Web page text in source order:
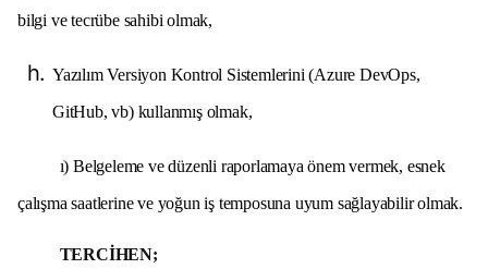
bilgi ve tecrübe sahibi olmak,
Yazılım Versiyon Kontrol Sistemlerini (Azure DevOps,
GitHub, vb) kullanmış olmak,
ı) Belgeleme ve düzenli raporlamaya önem vermek, esnek
çalışma saatlerine ve yoğun iş temposuna uyum sağlayabilir olmak.
TERCİHEN;